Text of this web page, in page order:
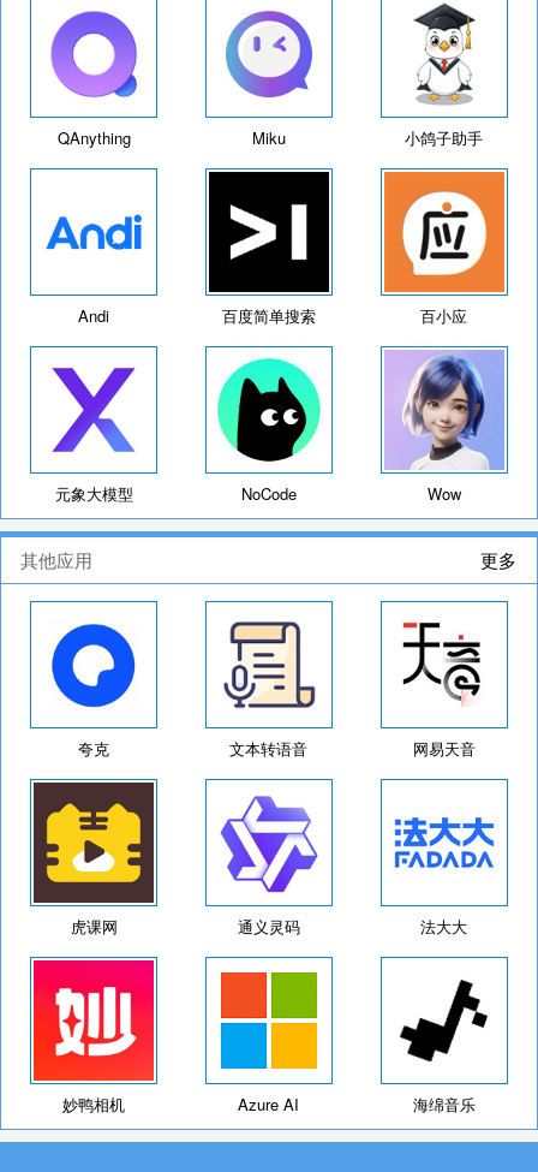
QAnything Miku 小鸽子助手
Andi 百度简单搜索 百小应
元象大模型 NoCode Wow
其他应用 更多
夸克 文本转语音 网易天音
虎课网 通义灵码 法大大
妙鸭相机 Azure AI 海绵音乐